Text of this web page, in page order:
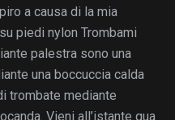
a causa di la mia
piedi nylon Trombami
palestra sono una
una boccuccia calda
trombate mediante
Vieni all’istante qua